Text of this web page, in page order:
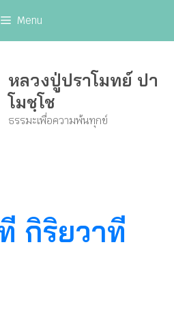
Menu
หลวงปู่ปราโมทย์ ปา
โมชฺโช
ธรรมะเพื่อความพ้นทุกข์
กิริยวาที